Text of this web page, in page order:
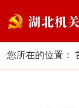
您所在的位置：